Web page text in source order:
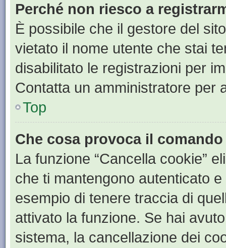
Perché non riesco a
È possibile che il gestore del
vietato il nome utente che stai
disabilitato le registrazioni per
Contatta un amministratore per
Top
Che cosa provoca il
La funzione “Cancella cookie”
che ti mantengono autenticato
esempio di tenere traccia di
attivato la funzione. Se hai
sistema, la cancellazione dei